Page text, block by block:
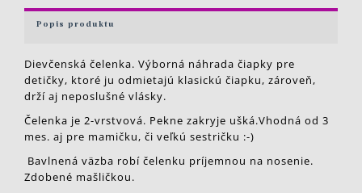
Popis produktu
Dievčenská čelenka. Výborná náhrada čiapky pre
detičky, ktoré ju odmietajú klasickú čiapku, zároveň,
drží aj neposlušné vlásky.
Čelenka je 2-vrstvová. Pekne zakryje ušká.Vhodná od 3
mes. aj pre mamičku, či veľkú sestričku :-)
Bavlnená väzba robí čelenku príjemnou na nosenie.
Zdobené mašličkou.